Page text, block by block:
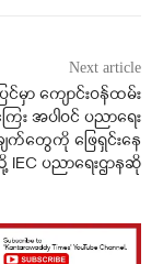
Next article
ြင်မှာ ကျောင်းဝန်ထမ်း
း အပါဝင် ပညာရေး
က်တွေကို ဖြေရှင်းနေ
ပညာရေးဌာနဆို